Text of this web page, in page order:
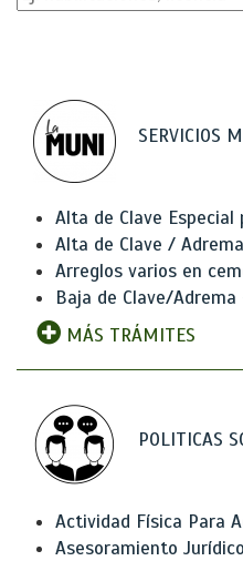
SERVICIOS
Alta de Clave Especial
Alta de Clave /
Arreglos varios en
Baja de Clave/
MÁS TRÁMITES
POLITICAS
Actividad Física Para
Asesoramiento